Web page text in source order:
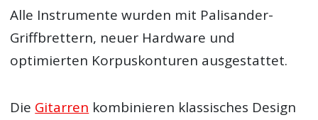
Alle Instrumente wurden mit Palisander-
Griffbrettern, neuer Hardware und
optimierten Korpuskonturen ausgestattet.
Die Gitarren kombinieren klassisches Design